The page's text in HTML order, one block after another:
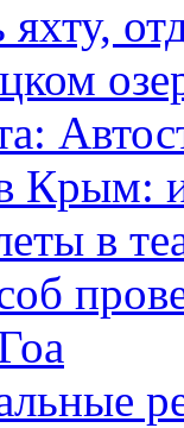
яхту,
Крым:
в